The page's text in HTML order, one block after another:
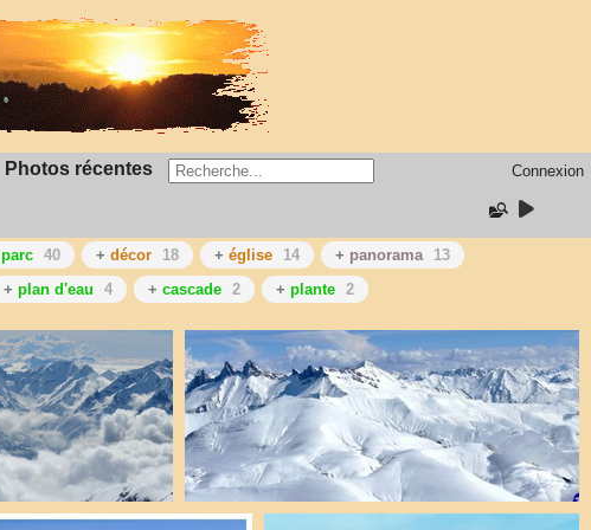
Photos récentes Connexion
parc 40 + décor 18 + église 14 + panorama
13
+ plan d'eau 4 + cascade 2 + plante 2